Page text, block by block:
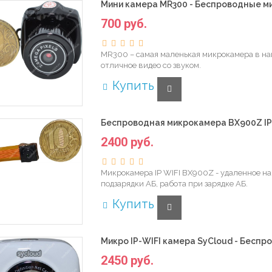
Мини камера MR300 - Беспроводные
700 руб.
MR300 – самая маленькая микрокамера в
отличное видео со звуком.
Купить
Беспроводная микрокамера BX900Z
2400 руб.
Микрокамера IP WIFI BX900Z - удаленное
подзарядки АБ, работа при зарядке АБ.
Купить
Микро IP-WIFI камера SyCloud -
2450 руб.